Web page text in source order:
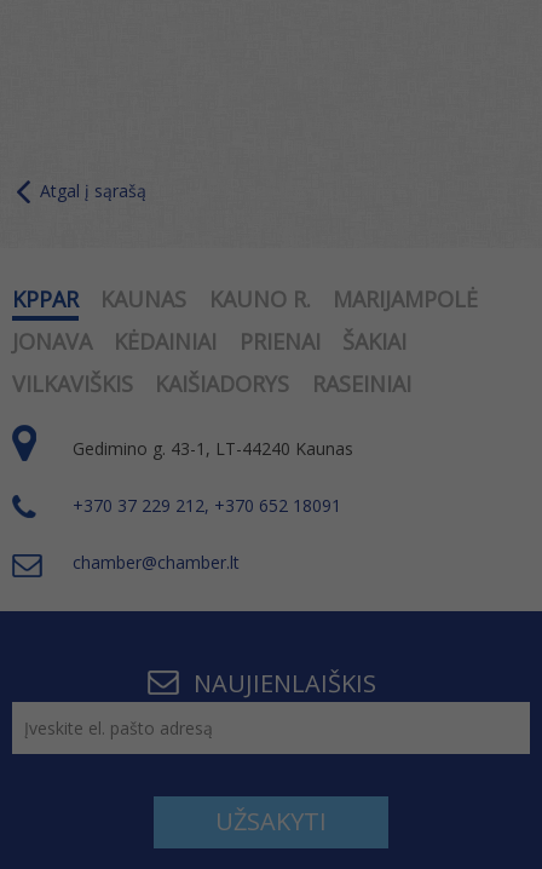
Atgal į sąrašą
KPPAR KAUNAS KAUNO R.
MARIJAMPOLĖ
JONAVA
KĖDAINIAI PRIENAI
ŠAKIAI
VILKAVIŠKIS
KAIŠIADORYS RASEINIAI
Gedimino g. 43-1, LT-44240 Kaunas
+370 37 229 212, +370 652 18091
chamber@chamber.lt
NAUJIENLAIŠKIS
UŽSAKYTI